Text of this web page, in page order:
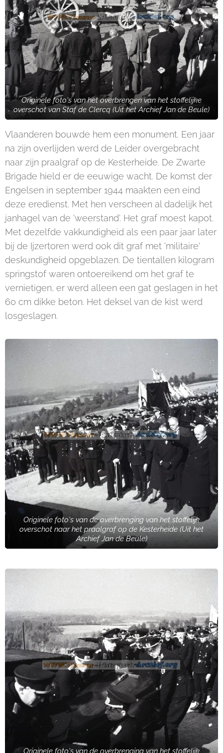
Originele foto's van het overbrengen van het stoffelijke
overschot van Staf de Clercq (Uit het Archief Jan de Beule)
Vlaanderen bouwde hem een monument. Een jaar
na zijn overlijden werd de Leider overgebracht
naar zijn praalgraf op de Kesterheide. De Zwarte
Brigade hield er de eeuwige wacht. De komst der
Engelsen in september 1944 maakten een eind
deze eredienst. Met hen verscheen al dadelijk het
janhagel van de 'weerstand'. Het graf moest kapot.
Met dezelfde vakkundigheid als een paar jaar later
bij de Ijzertoren werd ook dit graf met 'militaire'
deskundigheid opgeblazen. De tientallen kilogram
springstof waren ontoereikend om het graf te
vernietigen, er werd alleen een gat geslagen in het
60 cm dikke beton. Het deksel van de kist werd
losgeslagen.
Originele foto's van de overbrenging van het stoffelijk
overschot naar het praalgraf op de Kesterheide (Uit het
Archief Jan de Beule)
Originele foto's van de overbrenging van het stoffelijk